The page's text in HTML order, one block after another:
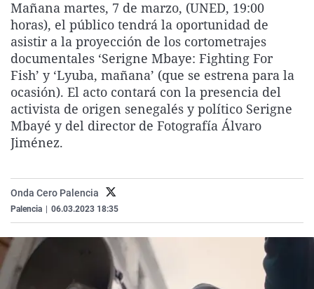
La rosa de los vientos
Gente viajera
Como el perro y el
Caso
Retornados
Equipo de
Operación Viuda
Extremadura
Galicia
La Rioja
País Vasco
Virales
Televisión
Elecciones
Mañana martes, 7 de marzo, (UNED, 19:00
horas), el público tendrá la oportunidad de
asistir a la proyección de los cortometrajes
documentales ‘Serigne Mbaye: Fighting For
Fish’ y ‘Lyuba, mañana’ (que se estrena para la
ocasión). El acto contará con la presencia del
activista de origen senegalés y político Serigne
Mbayé y del director de Fotografía Álvaro
Jiménez.
Onda Cero Palencia
Palencia 06.03.2023 18:35